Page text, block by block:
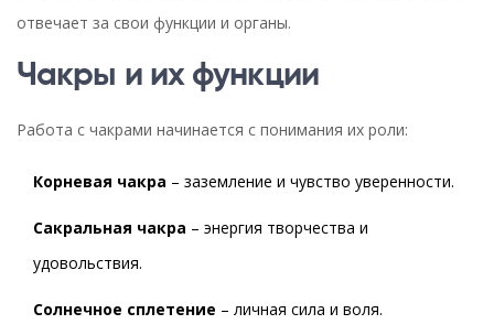
отвечает за свои функции и органы.
Чакры и их функции
Работа с чакрами начинается с понимания их роли:
Корневая чакра – заземление и чувство уверенности.
Сакральная чакра – энергия творчества и
удовольствия.
Солнечное сплетение – личная сила и воля.